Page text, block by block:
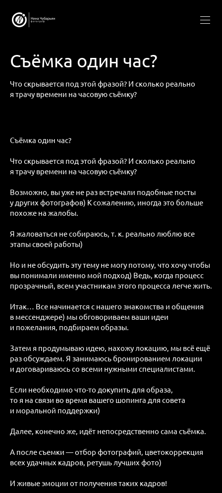
Съёмка один час?
Что скрывается под этой фразой? И сколько реально
я трачу времени на часовую съёмку?
Съёмка один час?
Что скрывается под этой фразой? И сколько реально
я трачу времени на часовую съёмку?
Возможно, вы уже не раз встречали подобные посты
у других фотографов) К сожалению, иногда это больше
похоже на жалобы.
Я жаловаться не собираюсь, т. к. реально люблю все
этапы своей работы)
Но и не обсудить эту тему не могу потому, что хочу чтобы
вы понимали именно мой подход) Ведь, когда процесс
прозрачный, всем участникам этого процесса легче жить.
Итак… Все начинается с нашего знакомства и общения
в мессенджере) мы обговориваем ваши идеи
и пожелания, подбираем образы.
Затем я продумываю идею, нахожу локацию, мы всё ещё
раз обсуждаем. Я занимаюсь бронированием локации
и договариваюсь со всеми нужными специалистами.
Если необходимо что-то докупить для образа,
то я на связи во время вашего шопинга для совета
и моральной поддержки)
Далее, конечно же, идёт непосредственно сама съёмка.
А после съемки — отбор фотографий, цветокоррекция
всех удачных кадров, ретушь лучших фото)
И живые эмоции от получения таких кадров!